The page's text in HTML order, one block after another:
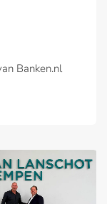
Banken.nl